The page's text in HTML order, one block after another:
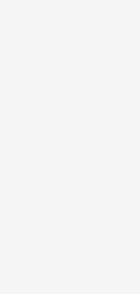
str. Mihai
str. 31 August